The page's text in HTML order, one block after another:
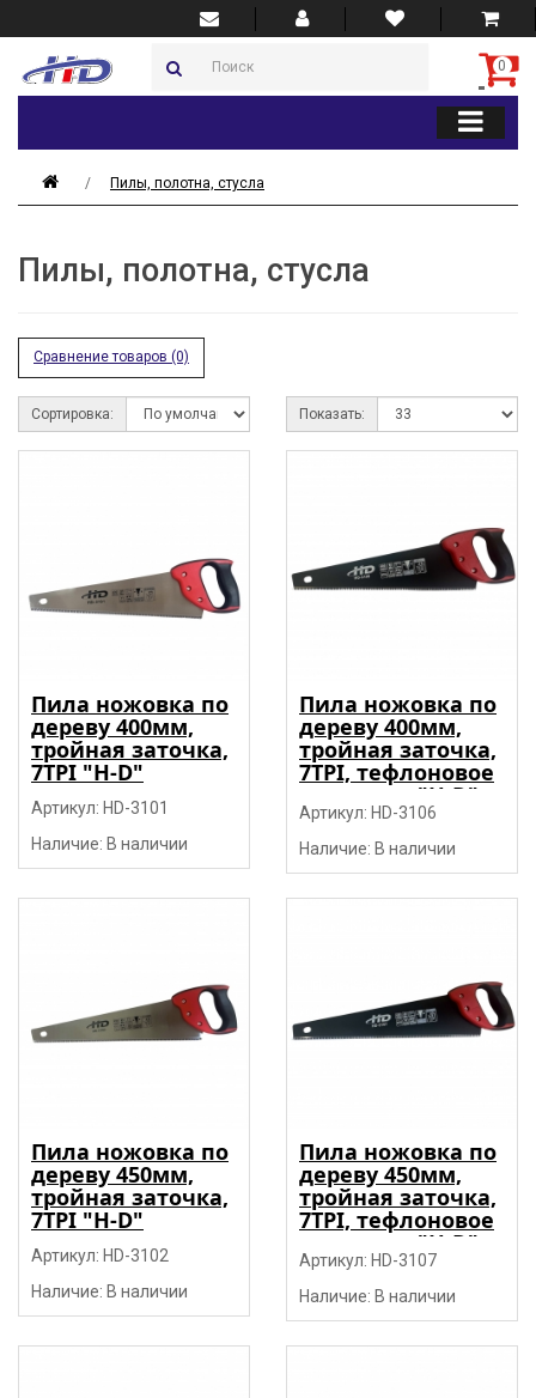
0
Пилы, полотна, стусла
Пилы, полотна, стусла
Сравнение товаров (0)
Сортировка: Показать:
Пила ножовка по
дереву 400мм,
тройная заточка,
7TPI "H-D"
Артикул: HD-3101
Наличие: В наличии
Пила ножовка по
дереву 400мм,
тройная заточка,
7TPI, тефлоновое
покрытие "H-D"
Артикул: HD-3106
Наличие: В наличии
Пила ножовка по
дереву 450мм,
тройная заточка,
7TPI "H-D"
Артикул: HD-3102
Наличие: В наличии
Пила ножовка по
дереву 450мм,
тройная заточка,
7TPI, тефлоновое
покрытие "H-D"
Артикул: HD-3107
Наличие: В наличии